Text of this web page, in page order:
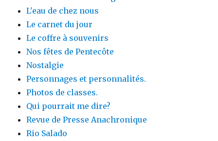
L'eau de chez nous
Le carnet du jour
Le coffre à souvenirs
Nos fêtes de Pentecôte
Nostalgie
Personnages et personnalités.
Photos de classes.
Qui pourrait me dire?
Revue de Presse Anachronique
Rio Salado